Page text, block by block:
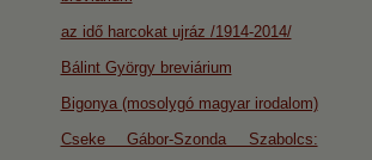
az idő harcokat ujráz /1914-2014/
Bálint György breviárium
Bigonya (mosolygó magyar irodalom)
Cseke Gábor-Szonda Szabolcs: